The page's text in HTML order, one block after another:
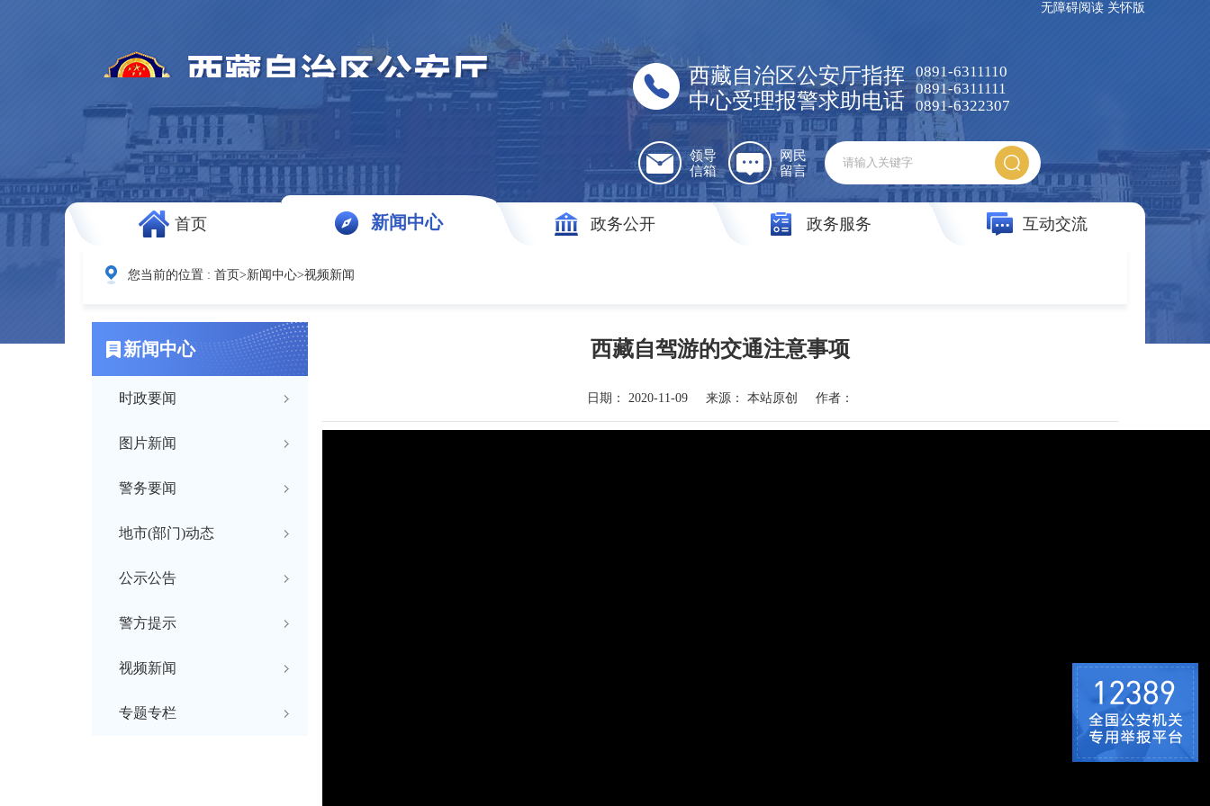
无障碍阅读 关怀版
西藏自治区公安厅指挥
中心受理报警求助电话
0891-6311110
0891-6311111
0891-6322307
领导
信箱
网民
留言
首页 新闻中心 政务公开 政务服务 互动交流
您当前的位置 : 首页>新闻中心>视频新闻
新闻中心
时政要闻
图片新闻
警务要闻
地市(部门)动态
公示公告
警方提示
视频新闻
专题专栏
西藏自驾游的交通注意事项
日期： 2020-11-09 来源： 本站原创 作者：